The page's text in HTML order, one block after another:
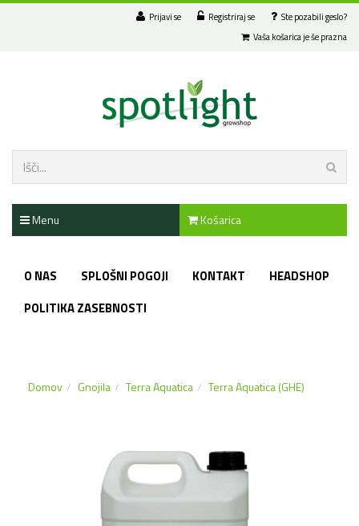
Prijavi se Registriraj se
Ste pozabili geslo?
Vaša košarica je še prazna
Menu Košarica
O NAS SPLOŠNI POGOJI KONTAKT
HEADSHOP
POLITIKA ZASEBNOSTI
Domov Gnojila Terra Aquatica Terra Aquatica (GHE)